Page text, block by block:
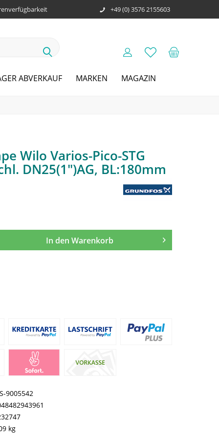
+49 (0) 3576 2155603
ABVERKAUF MARKEN MAGAZIN
Wilo Varios-Pico-STG
DN25(1")AG, BL:180mm
In den Warenkorb
9005542
kg